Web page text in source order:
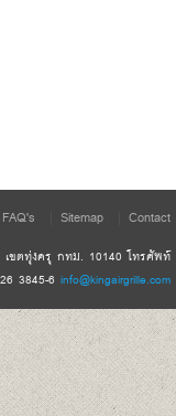
FAQ's Sitemap Contact
ขตทุ่งครุ กทม. 10140 โทรศัพท์
3845-6 info@kingairgrille.com